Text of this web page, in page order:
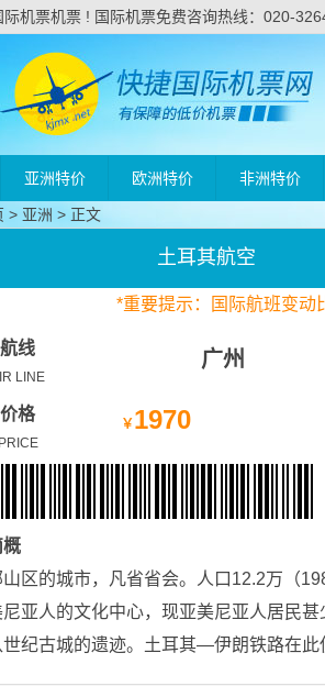
机票机票 ! 国际机票免费咨询热线：020-
亚洲特价 欧洲特价 非洲特价
> 亚洲 > 正文
土耳其航空
*重要提示：国际航班变动
航线
LINE
广州
价格
PRICE
￥ 1970
概
区的城市，凡省省会。人口12.2万（
亚人的文化中心，现亚美尼亚人居民
纪古城的遗迹。土耳其—伊朗铁路在此